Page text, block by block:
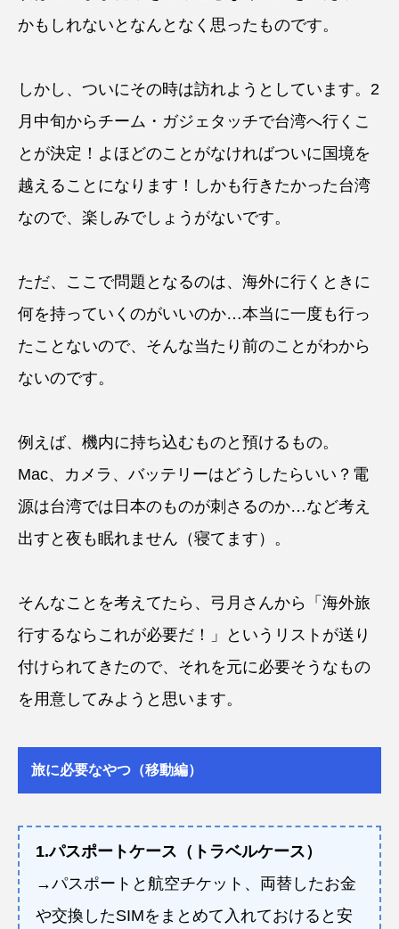
かもしれないとなんとなく思ったものです。
しかし、ついにその時は訪れようとしています。2
月中旬からチーム・ガジェタッチで台湾へ行くこ
とが決定！よほどのことがなければついに国境を
越えることになります！しかも行きたかった台湾
なので、楽しみでしょうがないです。
ただ、ここで問題となるのは、海外に行くときに
何を持っていくのがいいのか…本当に一度も行っ
たことないので、そんな当たり前のことがわから
ないのです。
例えば、機内に持ち込むものと預けるもの。
Mac、カメラ、バッテリーはどうしたらいい？電
源は台湾では日本のものが刺さるのか…など考え
出すと夜も眠れません（寝てます）。
そんなことを考えてたら、弓月さんから「海外旅
行するならこれが必要だ！」というリストが送り
付けられてきたので、それを元に必要そうなもの
を用意してみようと思います。
旅に必要なやつ（移動編）
1.パスポートケース（トラベルケース）
→パスポートと航空チケット、両替したお金
や交換したSIMをまとめて入れておけると安